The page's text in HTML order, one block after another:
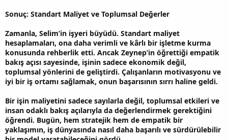
Sonuç: Standart Maliyet ve Toplumsal Değerler
Zamanla, Selim’in işyeri büyüdü. Standart maliyet
hesaplamaları, ona daha verimli ve kârlı bir işletme kurma
konusunda rehberlik etti. Ancak Zeynep’in öğrettiği empatik
bakış açısı sayesinde, işinin sadece ekonomik değil,
toplumsal yönlerini de geliştirdi. Çalışanların motivasyonu ve
iyi bir iş ortamı sağlamak, onun başarısının sırrı haline geldi.
Bir işin maliyetini sadece sayılarla değil, toplumsal etkileri ve
insan odaklı bakış açılarıyla da değerlendirmek gerektiğini
öğrendi. Bugün, hem stratejik hem de empatik bir
yaklaşımın, iş dünyasında nasıl daha başarılı ve sürdürülebilir